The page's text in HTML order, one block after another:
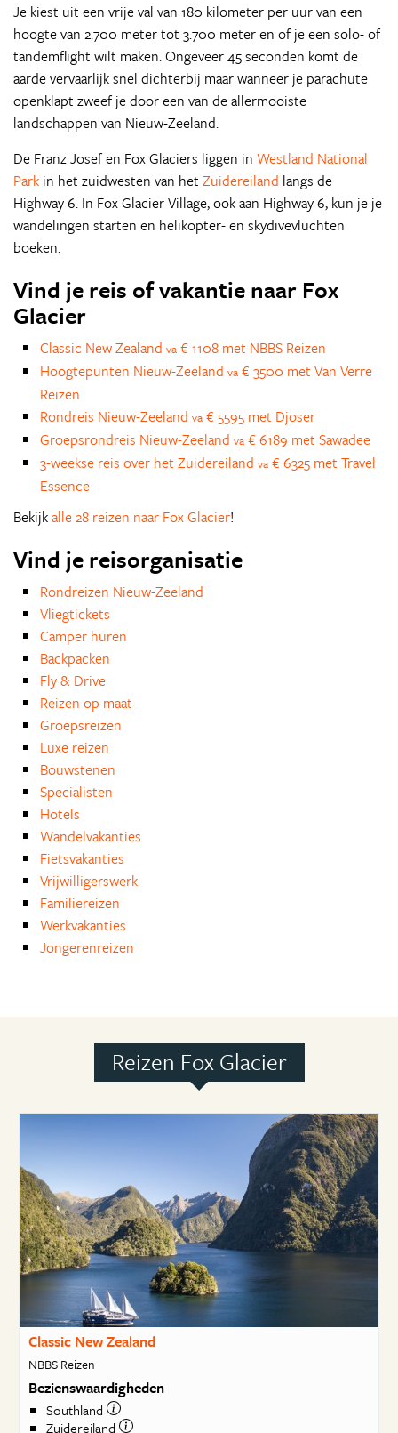
Je kiest uit een vrije val van 180 kilometer per uur van een
hoogte van 2.700 meter tot 3.700 meter en of je een solo- of
tandemflight wilt maken. Ongeveer 45 seconden komt de
aarde vervaarlijk snel dichterbij maar wanneer je parachute
openklapt zweef je door een van de allermooiste
landschappen van Nieuw-Zeeland.
De Franz Josef en Fox Glaciers liggen in Westland National
Park in het zuidwesten van het Zuidereiland langs de
Highway 6. In Fox Glacier Village, ook aan Highway 6, kun je je
wandelingen starten en helikopter- en skydivevluchten
boeken.
Vind je reis of vakantie naar Fox
Glacier
Classic New Zealand va € 1108 met NBBS Reizen
Hoogtepunten Nieuw-Zeeland va € 3500 met Van Verre
Reizen
Rondreis Nieuw-Zeeland va € 5595 met Djoser
Groepsrondreis Nieuw-Zeeland va € 6189 met Sawadee
3-weekse reis over het Zuidereiland va € 6325 met Travel
Essence
Bekijkalle 28 reizen naar Fox Glacier!
Vind je reisorganisatie
Rondreizen Nieuw-Zeeland
Vliegtickets
Camper huren
Backpacken
Fly & Drive
Reizen op maat
Groepsreizen
Luxe reizen
Bouwstenen
Specialisten
Hotels
Wandelvakanties
Fietsvakanties
Vrijwilligerswerk
Familiereizen
Werkvakanties
Jongerenreizen
Reizen Fox Glacier
Classic New Zealand
NBBS Reizen
Bezienswaardigheden
Southland
Zuidereiland